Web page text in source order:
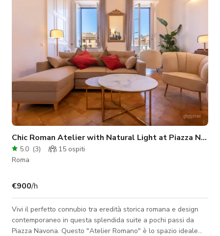
trova direttamente sul lungomare, offrendo viste panoramiche
e senza ostacoli sullo sci
Chic Roman Atelier with Natural Light at Piazza Navona
5.0 (3) 15 ospiti
Roma
€900/h
Vivi il perfetto connubio tra eredità storica romana e design
contemporaneo in questa splendida suite a pochi passi da
Piazza Navona. Questo "Atelier Romano" è lo spazio ideale